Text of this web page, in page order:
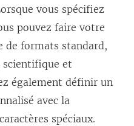
vous spécifiez
pouvez faire votre
de formats standard,
scientifique et
également définir un
avec la
spéciaux.